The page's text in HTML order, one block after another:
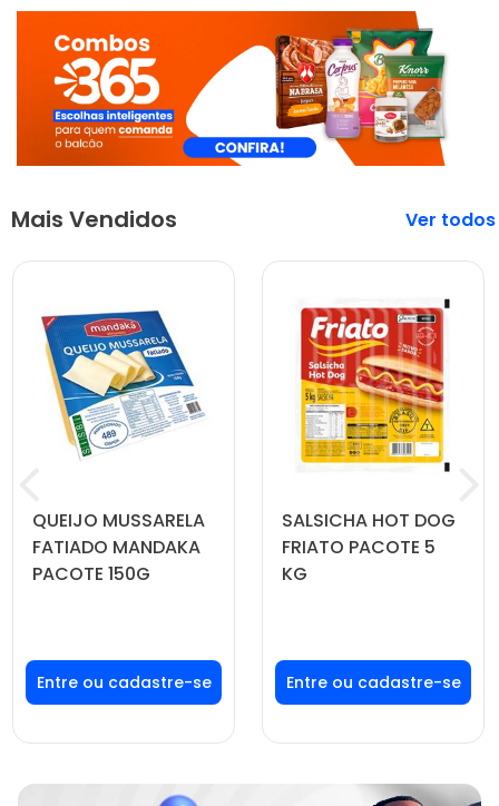
Mais Vendidos
QUEIJO MUSSARELA
FATIADO MANDAKA
PACOTE 150G
Faça seu login ou
cadastre-se para
ver preços e
SALSICHA HOT DOG
FRIATO PACOTE 5
KG
Faça seu login ou
cadastre-se para
ver preços e